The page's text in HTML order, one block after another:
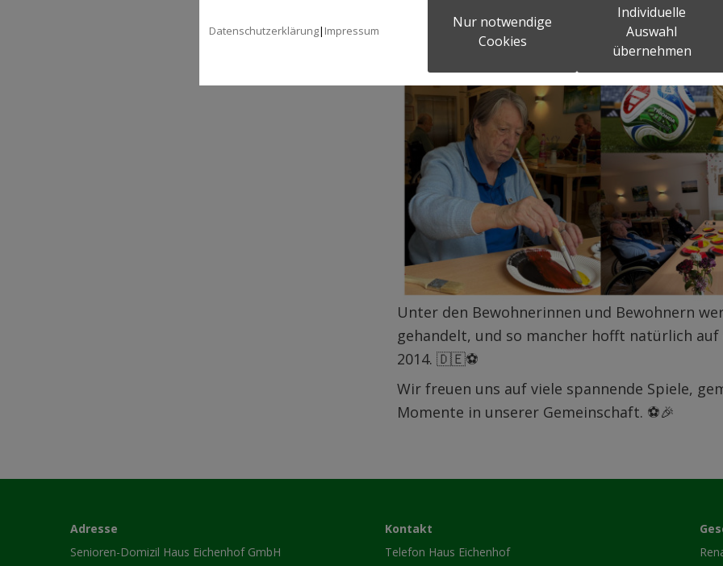
Unter den Bewohnerinnen und Bewohnern
gehandelt, und so mancher hofft natürlich
2014. 🇩🇪⚽️
Wir freuen uns auf viele spannende Spiele,
Momente in unserer Gemeinschaft. ⚽️🎉
Adresse
Senioren-Domizil Haus Eichenhof GmbH
Kontakt
Telefon Haus Eichenhof
Datenschutzerklärung| Impressum
Nur notwendige
Cookies
Individuelle
Auswahl
übernehmen